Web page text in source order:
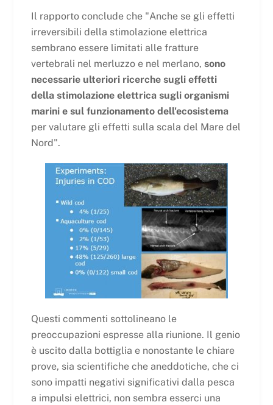
Il rapporto conclude che "Anche se gli effetti
irreversibili della stimolazione elettrica
sembrano essere limitati alle fratture
vertebrali nel merluzzo e nel merlano, sono
necessarie ulteriori ricerche sugli effetti
della stimolazione elettrica sugli organismi
marini e sul funzionamento dell'ecosistema
per valutare gli effetti sulla scala del Mare del
Nord".
Questi commenti sottolineano le
preoccupazioni espresse alla riunione. Il genio
è uscito dalla bottiglia e nonostante le chiare
prove, sia scientifiche che aneddotiche, che ci
sono impatti negativi significativi dalla pesca
a impulsi elettrici, non sembra esserci una